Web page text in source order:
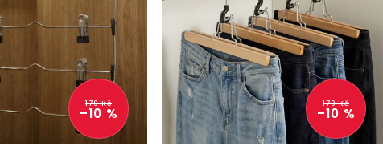
179 Kč
–10 %
179 Kč
–10 %